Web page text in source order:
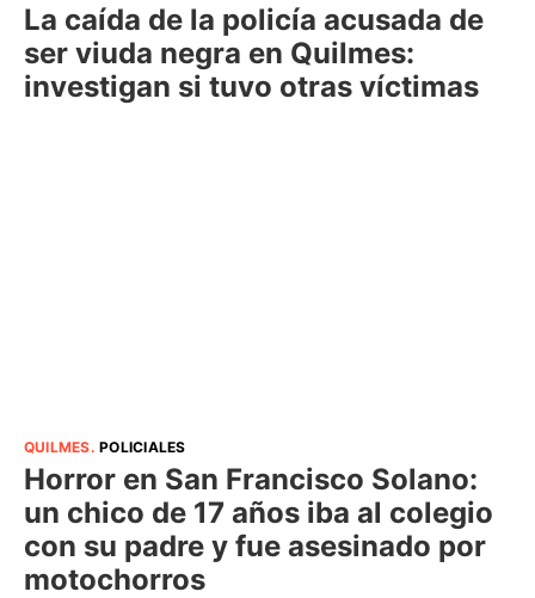
La caída de la policía acusada de
ser viuda negra en Quilmes:
investigan si tuvo otras víctimas
QUILMES.POLICIALES
Horror en San Francisco Solano:
un chico de 17 años iba al colegio
con su padre y fue asesinado por
motochorros